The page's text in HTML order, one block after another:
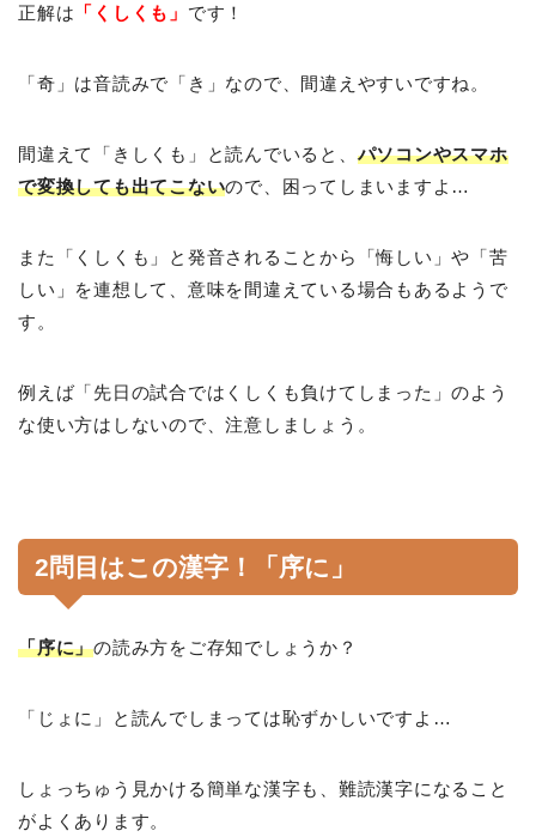
正解は 「くしくも」 です！
「奇」は音読みで「き」なので、間違えやすいですね。
間違えて「きしくも」と読んでいると、 パソコンやスマホ
で変換しても出てこないので、困ってしまいますよ…
また「くしくも」と発音されることから「悔しい」や「苦
しい」を連想して、意味を間違えている場合もあるようで
す。
例えば「先日の試合ではくしくも負けてしまった」のよう
な使い方はしないので、注意しましょう。
2問目はこの漢字！「序に」
「序に」の読み方をご存知でしょうか？
「じょに」と読んでしまっては恥ずかしいですよ…
しょっちゅう見かける簡単な漢字も、難読漢字になること
がよくあります。